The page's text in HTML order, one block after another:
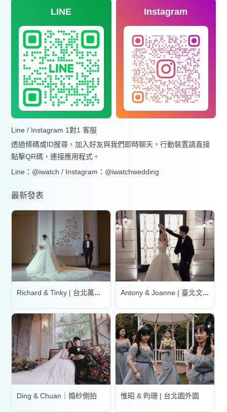
LINE Instagram
Line / Instagram 1對1 客服
透過條碼或ID搜尋，加入好友與我們即時聊天，行動裝置請直接
點擊QR碼，連接應用程式。
Line：@iwatch / Instagram：@iwatchwedding
最新發表
Richard & Tinky | 台北萬豪酒店 Antony & Joanne | 臺北文華東方酒店
Ding & Chuan｜婚紗側拍 惟昭 & 昀珊 | 台北園外園